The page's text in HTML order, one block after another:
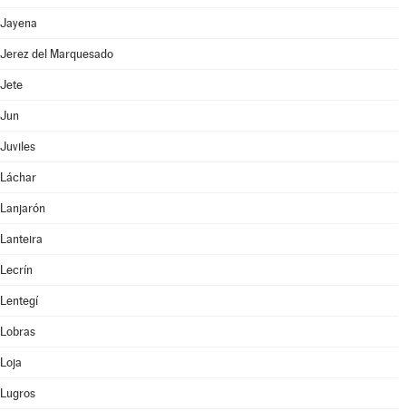
Jayena
Jerez del Marquesado
Jete
Jun
Juviles
Láchar
Lanjarón
Lanteira
Lecrín
Lentegí
Lobras
Loja
Lugros